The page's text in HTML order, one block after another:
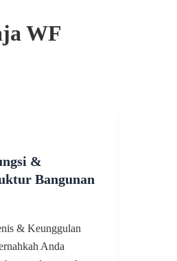
WF
&
Bangunan
& Keunggulan
Anda